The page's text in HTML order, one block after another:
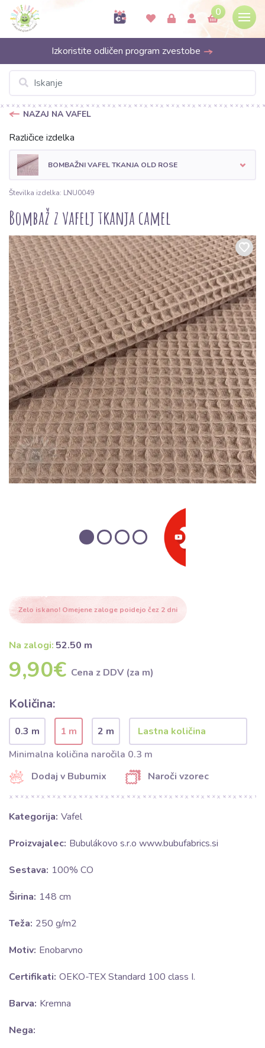
0
Izkoristite odličen program zvestobe
NAZAJ NA VAFEL
Različice izdelka
BOMBAŽNI VAFEL TKANJA OLD ROSE
Številka izdelka: LNU0049
Bombaž z vafelj tkanja camel
Zelo iskano! Omejene zaloge poidejo čez 2 dni
Na zalogi: 52.50 m
9,90€ Cena z DDV (za m)
Količina:
0.3 m 1 m
2 m
Minimalna količina naročila 0.3 m
Dodaj v Bubumix
Naroči vzorec
Kategorija: Vafel
Proizvajalec: Bubulákovo s.r.o www.bubufabrics.si
Sestava: 100% CO
Širina: 148 cm
Teža: 250 g/m2
Motiv: Enobarvno
Certifikati: OEKO-TEX Standard 100 class I.
Barva: Kremna
Nega: